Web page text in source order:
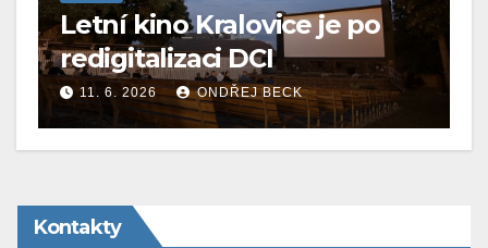
Letní kino Kralovice je po
redigitalizaci DCI
11. 6. 2026 ONDŘEJ BECK
Kontakty